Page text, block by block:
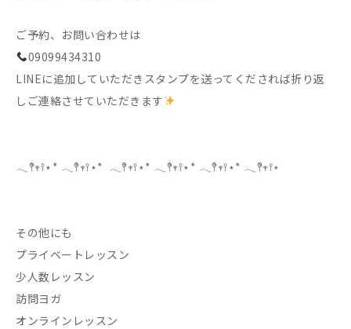
ご予約、お問い合わせは
09099434310
LINEに追加していただきスタンプを送ってくだされば折り返
しご連絡させていただきます
𓂃𖤥𖥧𖥣⋆* 𓂃𖤥𖥧𖥣⋆* 𓂃𖤥𖥧𖥣⋆* 𓂃𖤥𖥧𖥣⋆* 𓂃𖤥𖥧𖥣⋆* 𓂃𖤥𖥧𖥣⋆
その他にも
プライベートレッスン
少人数レッスン
訪問ヨガ
オンラインレッスン